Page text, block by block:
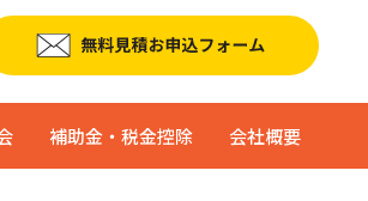
補助金・税金控除 会社概要